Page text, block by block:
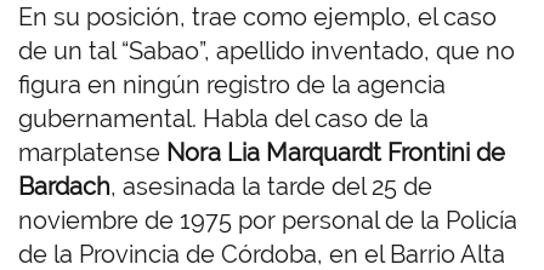
En su posición, trae como ejemplo, el caso
de un tal “Sabao”, apellido inventado, que no
figura en ningún registro de la agencia
gubernamental. Habla del caso de la
marplatense Nora Lia Marquardt Frontini de
Bardach, asesinada la tarde del 25 de
noviembre de 1975 por personal de la Policía
de la Provincia de Córdoba, en el Barrio Alta